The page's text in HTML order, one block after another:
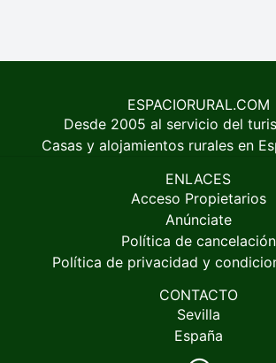
ESPACIORURAL.COM
Desde 2005 al servicio del
Casas y alojamientos rurales en
ENLACES
Acceso Propietarios
Anúnciate
Política de cancelación
Política de privacidad y
CONTACTO
Sevilla
España